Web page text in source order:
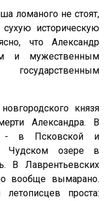
ломаного не стоят,
историческую
что Александр
и мужественным
князя
Александра. В
- в Псковской и
Чудском озере в
В Лаврентьевских
вообще вымарано.
летописцев проста: